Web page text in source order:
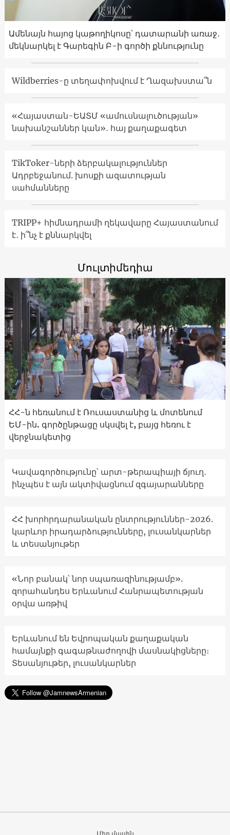
Ամենայն հայոց կաթողիկոսը՝ դատարանի առաջ․
մեկնարկել է Գարեգին Բ-ի գործի քննությունը
Wildberries-ը տեղափոխվում է Ղազախստա՞ն
«Հայաստան-ԵԱՏՄ «ամուսնալուծության»
նախանշաններ կան»․ հայ քաղաքագետ
TikToker-ների ձերբակալություններ
Ադրբեջանում. խոսքի ազատության
սահմանները
TRIPP+ հիմնադրամի ղեկավարը Հայաստանում
է․ ի՞նչ է քննարկվել
Մուլտիմեդիա
ՀՀ-ն հեռանում է Ռուսաստանից և մոտենում
ԵՄ-ին. գործընթացը սկսվել է, բայց հեռու է
վերջնակետից
Կավագործությունը՝ արտ-թերապիայի ճյուղ․
ինչպես է այն ակտիվացնում զգայարանները
ՀՀ խորհրդարանական ընտրություններ-2026.
կարևոր իրադարձությունները, լուսանկարներ
և տեսանյութեր
«Նոր բանակ՝ նոր սպառազինությամբ».
զորահանդես Երևանում Հանրապետության
օրվա առթիվ
Երևանում են Եվրոպական քաղաքական
համայնքի գագաթնաժողովի մասնակիցները։
Տեսանյութեր, լուսանկարներ